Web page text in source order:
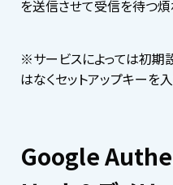
を送信させて受信を待つ煩
※サービスによっては初期
はなくセットアップキーを
Google